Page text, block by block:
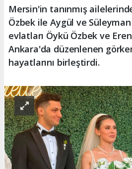
Mersin'in tanınmış
Özbek ile Aygül ve
evlatları Öykü Özbek ve
Ankara'da düzenlenen
hayatlarını birleştirdi.